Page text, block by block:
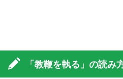
「教鞭を執る」の読み